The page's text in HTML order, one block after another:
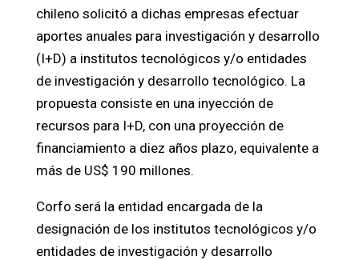
chileno solicitó a dichas empresas efectuar
aportes anuales para investigación y desarrollo
(I+D) a institutos tecnológicos y/o entidades
de investigación y desarrollo tecnológico. La
propuesta consiste en una inyección de
recursos para I+D, con una proyección de
financiamiento a diez años plazo, equivalente a
más de US$ 190 millones.
Corfo será la entidad encargada de la
designación de los institutos tecnológicos y/o
entidades de investigación y desarrollo